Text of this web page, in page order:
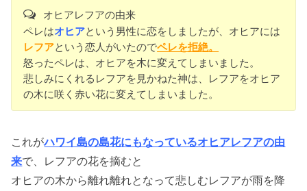
オヒアレフアの由来
ペレはオヒアという男性に恋をしましたが、オヒアには
レフアという恋人がいたのでペレを拒絶。
怒ったペレは、オヒアを木に変えてしまいました。
悲しみにくれるレフアを見かねた神は、レフアをオヒア
の木に咲く赤い花に変えてしまいました。
これがハワイ島の島花にもなっているオヒアレフアの由
来で、レフアの花を摘むと
オヒアの木から離れ離れとなって悲しむレフアが雨を降